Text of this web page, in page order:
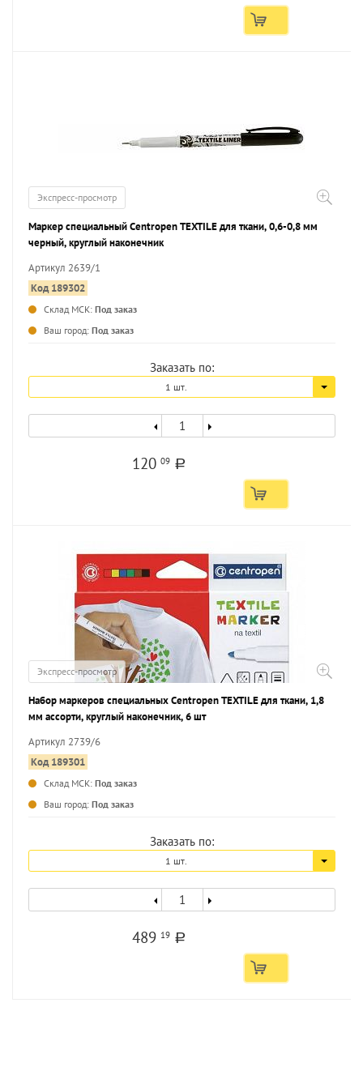
Экспресс-просмотр
Маркер специальный Centropen TEXTILE для ткани, 0,6-0,8 мм
черный, круглый наконечник
Артикул 2639/1
Код 189302
Склад МСК: Под заказ
Ваш город: Под заказ
Заказать по:
1 шт.
12009 a
Экспресс-просмотр
Набор маркеров специальных Centropen TEXTILE для ткани, 1,8
мм ассорти, круглый наконечник, 6 шт
Артикул 2739/6
Код 189301
Склад МСК: Под заказ
Ваш город: Под заказ
Заказать по:
1 шт.
489 19 a